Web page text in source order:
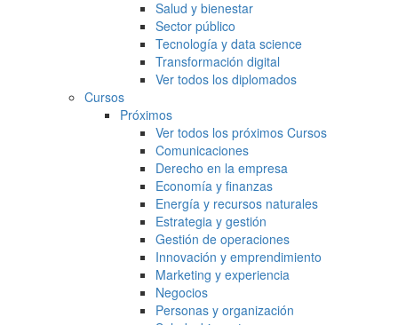
Salud y bienestar
Sector público
Tecnología y data science
Transformación digital
Ver todos los diplomados
Cursos
Próximos
Ver todos los próximos Cursos
Comunicaciones
Derecho en la empresa
Economía y finanzas
Energía y recursos naturales
Estrategia y gestión
Gestión de operaciones
Innovación y emprendimiento
Marketing y experiencia
Negocios
Personas y organización